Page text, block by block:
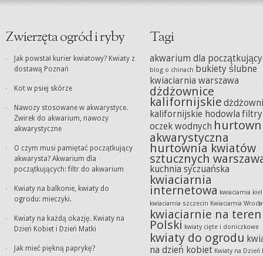
Zwierzęta ogród i ryby
Jak powstał kurier kwiatowy? Kwiaty z
dostawą Poznań
Kot w psiej skórze
Nawozy stosowane w akwarystyce.
Żwirek do akwarium, nawozy
akwarystyczne
O czym musi pamiętać początkujący
akwarysta? Akwarium dla
początkujących: filtr do akwarium
Kwiaty na balkonie, kwiaty do
ogrodu: mieczyki.
Kwiaty na każdą okazję. Kwiaty na
Dzień Kobiet i Dzień Matki
Jak mieć piękną paprykę?
Tagi
akwarium dla
blog o chinach bukiety ślubne
kwiaciarnia warszawa
dżdżownice
kalifornijskie
kalifornijskie hodowla filtry
oczek wodnych
akwarystyczna
hurtownia kwiatów
sztucznych
kuchnia syczuańska
kwiaciarnia
internetowa kwiaciarnia
kwiaciarnia szczecin Kwiaciarnia
kwiaciarnie na
Polski kwiaty cięte i doniczkowe
kwiaty do ogrodu
na dzień kobiet Kwiaty na Dzień